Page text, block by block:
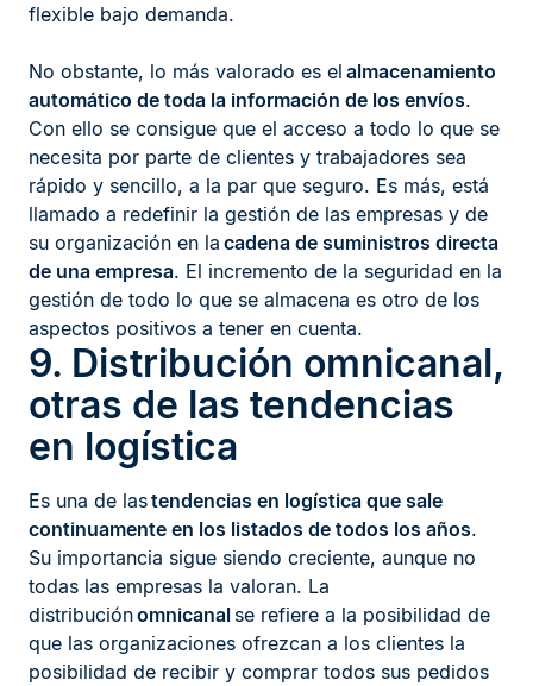
flexible bajo demanda.
No obstante, lo más valorado es el almacenamiento
automático de toda la información de los envíos.
Con ello se consigue que el acceso a todo lo que se
necesita por parte de clientes y trabajadores sea
rápido y sencillo, a la par que seguro. Es más, está
llamado a redefinir la gestión de las empresas y de
su organización en la cadena de suministros directa
de una empresa. El incremento de la seguridad en la
gestión de todo lo que se almacena es otro de los
aspectos positivos a tener en cuenta.
9. Distribución omnicanal,
otras de las tendencias
en logística
Es una de lastendencias en logística que sale
continuamente en los listados de todos los años.
Su importancia sigue siendo creciente, aunque no
todas las empresas la valoran. La
distribuciónomnicanal se refiere a la posibilidad de
que las organizaciones ofrezcan a los clientes la
posibilidad de recibir y comprar todos sus pedidos